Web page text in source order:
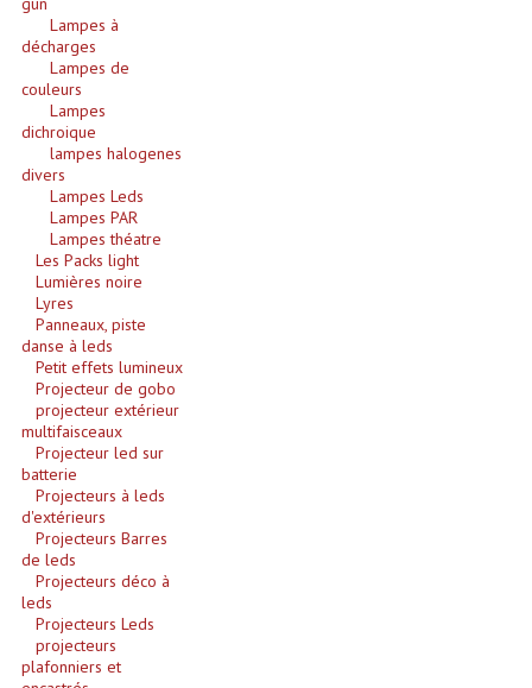
Lampes à
décharges
Lampes de
couleurs
Lampes
dichroique
lampes halogenes
divers
Lampes Leds
Lampes PAR
Lampes théatre
Les Packs light
Lumières noire
Lyres
Panneaux, piste
danse à leds
Petit effets lumineux
Projecteur de gobo
projecteur extérieur
multifaisceaux
Projecteur led sur
batterie
Projecteurs à leds
d'extérieurs
Projecteurs Barres
de leds
Projecteurs déco à
leds
Projecteurs Leds
projecteurs
plafonniers et